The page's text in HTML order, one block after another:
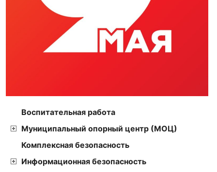
Воспитательная работа
Муниципальный опорный центр (МОЦ)
Комплексная безопасность
Информационная безопасность